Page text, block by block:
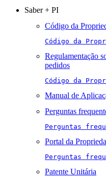
Saber + PI
Código da
Código da
Regulamentação
pedidos
Código da
Manual de
Perguntas
Perguntas
Portal da
Perguntas
Patente Unitária